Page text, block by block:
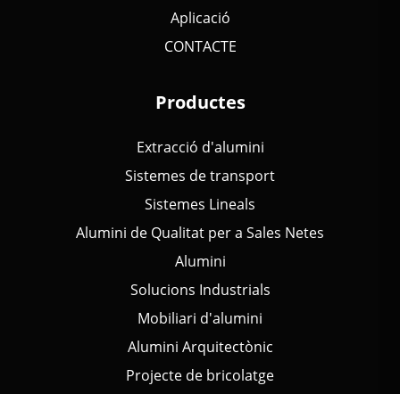
Aplicació
CONTACTE
Productes
Extracció d'alumini
Sistemes de transport
Sistemes Lineals
Alumini de Qualitat per a Sales Netes
Alumini
Solucions Industrials
Mobiliari d'alumini
Alumini Arquitectònic
Projecte de bricolatge